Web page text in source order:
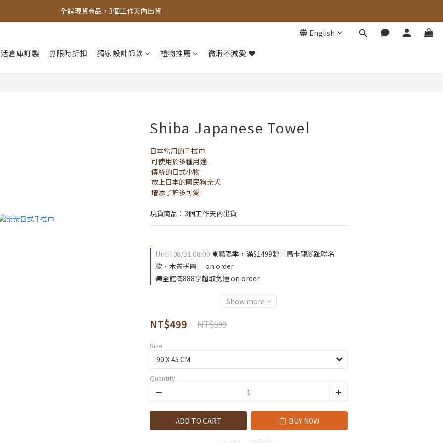
全館，滿888超取免運｜滿1500宅配免運
全館現貨商品，3個工作天內出貨
English
倉庫訂製 ⏰限時折扣 獨家設計師款 禮物推薦 微瑕不減愛 ❤️
Shiba Japanese Towel
日本常用的手拭巾
可使用於多種用途
傳統的日式小物
放上日本的國民狗柴犬
增添了許多可愛
現貨商品：3個工作天內出貨
Until08/31 08:00 ☀️豔陽季，滿$1499贈「馬卡龍腳趾聯名
款．木質拼圖」 on order
🚚全館滿888享超取免運 on order
Show more
NT$499 NT$599
Size
Quantity
ADD TO CART BUY NOW